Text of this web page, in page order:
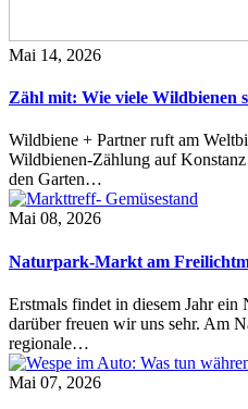
Mai 14, 2026
Zähl mit: Wie viele Wildbienen
Wildbiene + Partner ruft am
Wildbienen-Zählung auf
den Garten…
Mai 08, 2026
Naturpark-Markt am
Erstmals findet in diesem Jahr ein
darüber freuen wir uns sehr. Am
regionale…
Mai 07, 2026